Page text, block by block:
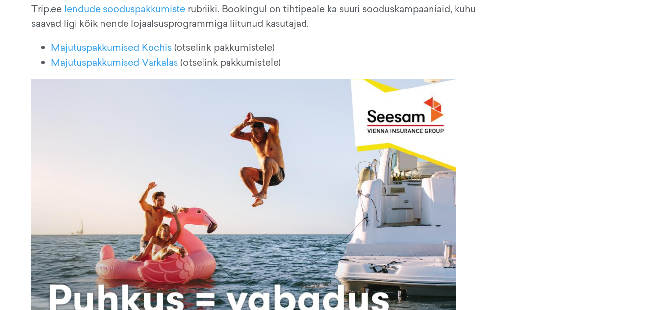
Trip.ee lendude sooduspakkumiste rubriiki. Bookingul on tihtipeale ka suuri sooduskampaaniaid, kuhu
saavad ligi kõik nende lojaalsusprogrammiga liitunud kasutajad.
Majutuspakkumised Kochis(otselink pakkumistele)
Majutuspakkumised Varkalas(otselink pakkumistele)